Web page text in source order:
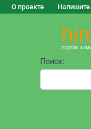
О проекте
Поиск: